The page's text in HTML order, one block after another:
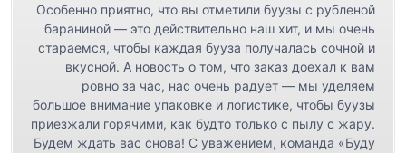
Особенно приятно, что вы отметили буузы с рубленой
бараниной — это действительно наш хит, и мы очень
стараемся, чтобы каждая бууза получалась сочной и
вкусной. А новость о том, что заказ доехал к вам
ровно за час, нас очень радует — мы уделяем
большое внимание упаковке и логистике, чтобы буузы
приезжали горячими, как будто только с пылу с жару.
Будем ждать вас снова! С уважением, команда «Буду